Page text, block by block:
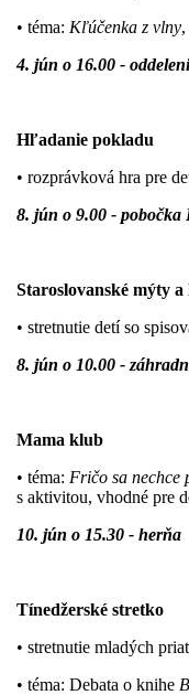
• téma: Kľúčenka z vlny
4. jún o 16.00 -
Hľadanie pokladu
• rozprávková hra pre
8. jún o 9.00 - pobočka
Staroslovanské mýty a
• stretnutie detí so
8. jún o 10.00 -
Mama klub
• téma: Fričo sa nechce
s aktivitou, vhodné pre
10. jún o 15.30 - herňa
Tínedžerské stretko
• stretnutie mladých
• téma: Debata o knihe